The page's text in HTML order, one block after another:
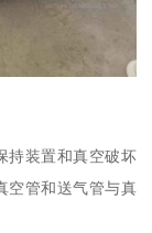
持装置和真空破坏
空管和送气管与真